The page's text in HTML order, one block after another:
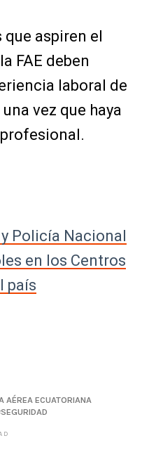
aspiren el
FAE deben
laboral de
vez que haya
Policía Nacional
en los Centros
país
AÉREA ECUATORIANA
SEGURIDAD